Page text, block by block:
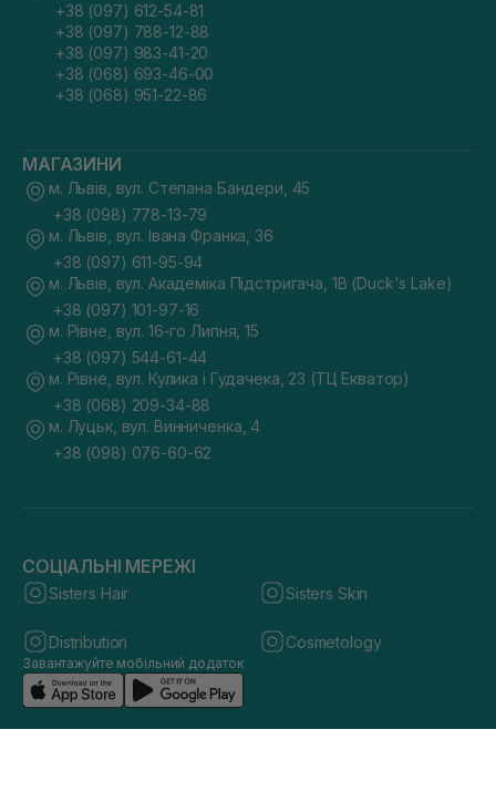
+38 (097) 612-54-81
+38 (097) 788-12-88
+38 (097) 983-41-20
+38 (068) 693-46-00
+38 (068) 951-22-86
МАГАЗИНИ
м. Львів, вул. Степана Бандери, 45
+38 (098) 778-13-79
м. Львів, вул. Івана Франка, 36
+38 (097) 611-95-94
м. Львів, вул. Академіка Підстригача, 1В (Duck's Lake)
+38 (097) 101-97-16
м. Рівне, вул. 16-го Липня, 15
+38 (097) 544-61-44
м. Рівне, вул. Кулика і Гудачека, 23 (ТЦ Екватор)
+38 (068) 209-34-88
м. Луцьк, вул. Винниченка, 4
+38 (098) 076-60-62
СОЦІАЛЬНІ МЕРЕЖІ
Sisters Hair Sisters Skin
Distribution Cosmetology
Завантажуйте мобільний додаток